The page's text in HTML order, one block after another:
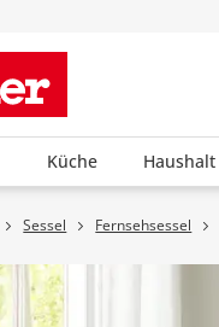
Küche Haushalt
Sessel Fernsehsessel